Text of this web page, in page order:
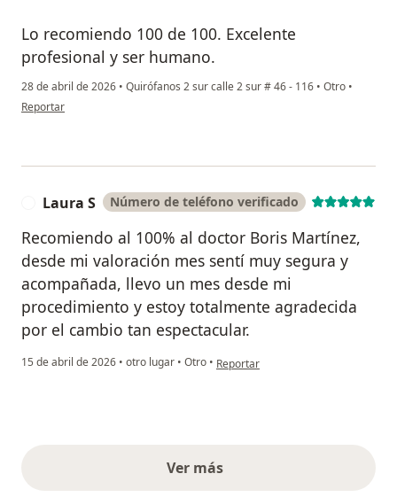
Lo recomiendo 100 de 100. Excelente
profesional y ser humano.
28 de abril de 2026 • Quirófanos 2 sur calle 2 sur # 46 - 116 • Otro •
en opinión del usuario Lady toro piedrahita
Reportar
Laura S Número de teléfono verificado
Recomiendo al 100% al doctor Boris Martínez,
desde mi valoración mes sentí muy segura y
acompañada, llevo un mes desde mi
procedimiento y estoy totalmente agradecida
por el cambio tan espectacular.
15 de abril de 2026 • otro lugar • Otro • en opinión del usuario Laura S
Reportar
Ver másopiniones anteriores